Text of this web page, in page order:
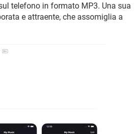
telefono in formato MP3. Una sua
e attraente, che assomiglia a